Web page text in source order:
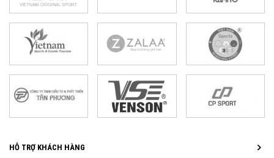
HỖ TRỢ KHÁCH HÀNG